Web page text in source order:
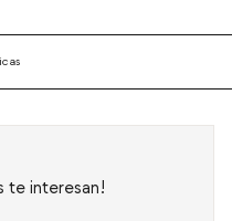
te interesan!